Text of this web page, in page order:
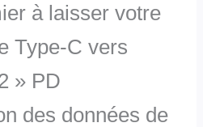
à laisser votre
Type-C vers
» PD
des données de